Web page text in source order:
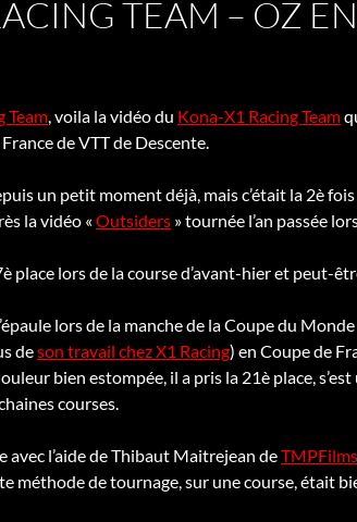
TEAM – OZ
Team, voila la vidéo du Kona-X1 Racing Team
de VTT de Descente.
un petit moment déjà, mais c’était la 2è
la vidéo « Outsiders » tournée l’an passée
place lors de la course d’avant-hier et peut-
lors de la manche de la Coupe du
deson travail chez X1 Racing) en Coupe de
bien estompée, il a pris la 21è place,
courses.
l’aide de Thibaut Maitrejean deTMPFilms
méthode de tournage, sur une course, était